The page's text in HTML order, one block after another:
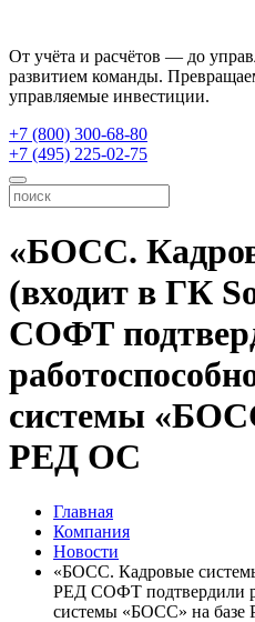
От учёта и расчётов — до
развитием команды.
управляемые инвестиции.
+7 (800) 300-68-80
+7 (495) 225-02-75
«БОСС.
(входит в ГК
СОФТ
системы
РЕД ОС
Главная
Компания
Новости
«БОСС. Кадровые
РЕД СОФТ подтвердили
системы «БОСС» на